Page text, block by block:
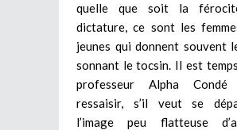
quelle que soit la
dictature, ce sont les
jeunes qui donnent souvent
sonnant le tocsin. Il est
professeur Alpha
ressaisir, s’il veut se
l’image peu flatteuse